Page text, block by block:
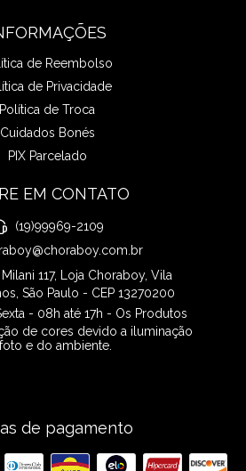
de Reembolso
de Privacidade
Política de Troca
Cuidados Bonés
PIX Parcelado
EM CONTATO
(19)99969-2109
117, Loja Choraboy, Vila
São Paulo - CEP 13270200
- 08h até 17h - Os Produtos
de cores devido a iluminação
e do ambiente.
de pagamento